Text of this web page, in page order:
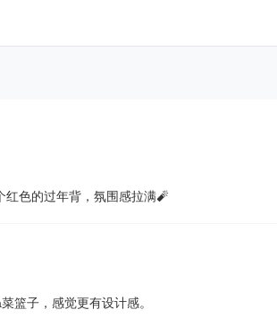
色的过年背，氛围感拉满🧨
篮子，感觉更有设计感。